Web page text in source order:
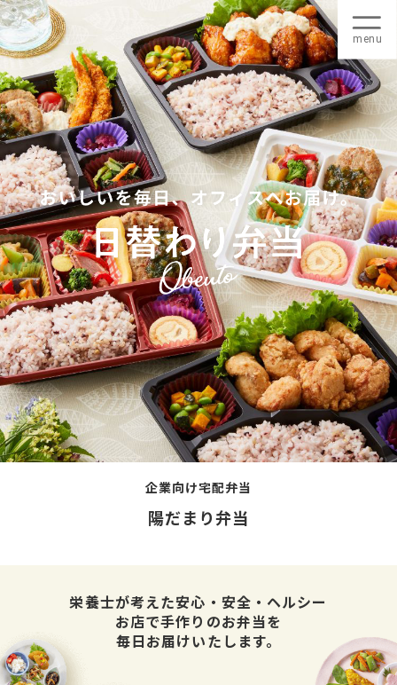
企業向け宅配弁当
陽だまり弁当
栄養士が考えた安心・安全・ヘルシー
お店で手作りのお弁当を
毎日お届けいたします。